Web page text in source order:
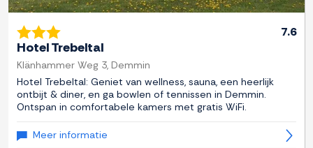
7.6
Hotel Trebeltal
Klänhammer Weg 3, Demmin
Hotel Trebeltal: Geniet van wellness, sauna, een heerlijk
ontbijt & diner, en ga bowlen of tennissen in Demmin.
Ontspan in comfortabele kamers met gratis WiFi.
Meer informatie